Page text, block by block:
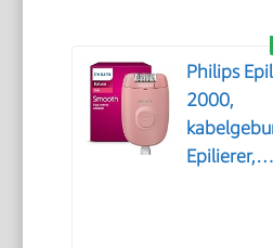
Philips
2000,
Epilierer,